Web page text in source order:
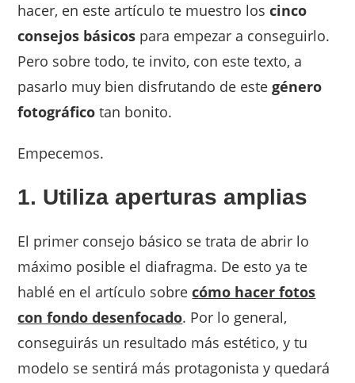
hacer, en este artículo te muestro loscinco
consejos básicos para empezar a conseguirlo.
Pero sobre todo, te invito, con este texto, a
pasarlo muy bien disfrutando de estegénero
fotográfico tan bonito.
Empecemos.
1. Utiliza aperturas amplias
El primer consejo básico se trata de abrir lo
máximo posible el diafragma. De esto ya te
hablé en el artículo sobrecómo hacer fotos
con fondo desenfocado. Por lo general,
conseguirás un resultado más estético, y tu
modelo se sentirá más protagonista y quedará